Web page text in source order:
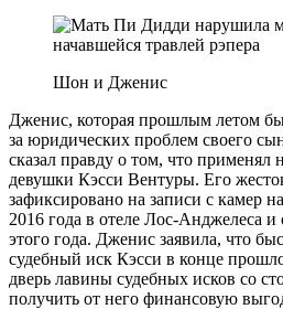
Шон и Дженис
Дженис, которая прошлым летом
за юридических проблем своего
сказал правду о том, что применял
девушки Кэсси Вентуры. Его
зафиксировано на записи с камер
2016 года в отеле Лос-Анджелеса и
этого года. Дженис заявила, что
судебный иск Кэсси в конце
дверь лавины судебных исков со
получить от него финансовую